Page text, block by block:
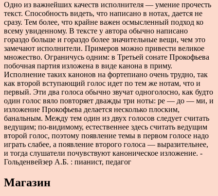
Одно из важнейших качеств исполнителя — умение прочесть
текст. Способность видеть, что написано в нотах, дается не
сразу. Тем более, что крайне важен осмысленный подход ко
всему увиденному. В тексте у автора обычно написано
гораздо больше и гораздо более значительные вещи, чем это
замечают исполнители. Примеров можно привести великое
множество. Ограничусь одним: в Третьей сонате Прокофьева
побочная партия изложена в виде канона в приму.
Исполнение таких канонов на фортепиано очень трудно, так
как второй вступающий голос идет по тем же нотам, что и
первый. Эти два голоса обычно звучат одноголосно, как будто
один голос вяло повторяет дважды три ноты: ре — до — ми, и
изложение Прокофьева делается несколько плоским,
банальным. Между тем один из двух голосов следует считать
ведущим; по-видимому, естественнее здесь считать ведущим
второй голос, поэтому появление темы в первом голосе надо
играть слабее, а появление второго голоса — выразительнее,
и тогда слушатели почувствуют каноническое изложение. -
Гольденвейзер А.Б. : пианист, педагог
Магазин